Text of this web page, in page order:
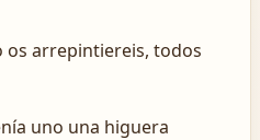
os arrepintiereis, todos
uno una higuera